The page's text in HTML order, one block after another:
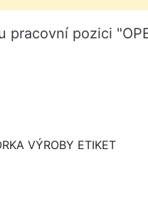
pozici
VÝROBY ETIKET